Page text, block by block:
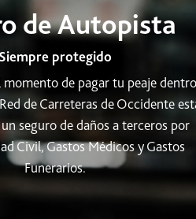
de Autopista
Siempre protegido
momento de pagar tu peaje
de Carreteras de Occidente
seguro de daños a terceros por
Civil, Gastos Médicos y Gastos
Funerarios.